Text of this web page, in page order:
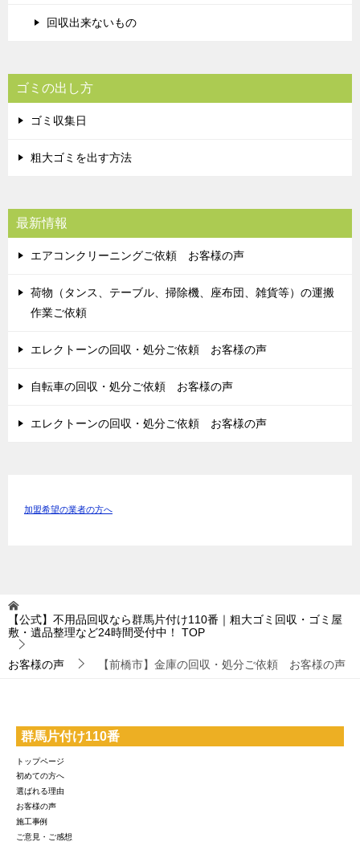
回収出来ないもの
ゴミの出し方
ゴミ収集日
粗大ゴミを出す方法
最新情報
エアコンクリーニングご依頼 お客様の声
荷物（タンス、テーブル、掃除機、座布団、雑貨等）の運搬
作業ご依頼
エレクトーンの回収・処分ご依頼 お客様の声
自転車の回収・処分ご依頼 お客様の声
エレクトーンの回収・処分ご依頼 お客様の声
加盟希望の業者の方へ
【公式】不用品回収なら群馬片付け110番｜粗大ゴミ回収・ゴミ屋
敷・遺品整理など24時間受付中！
TOP
お客様の声 【前橋市】金庫の回収・処分ご依頼 お客様の声
群馬片付け110番
トップページ
初めての方へ
選ばれる理由
お客様の声
施工事例
ご意見・ご感想